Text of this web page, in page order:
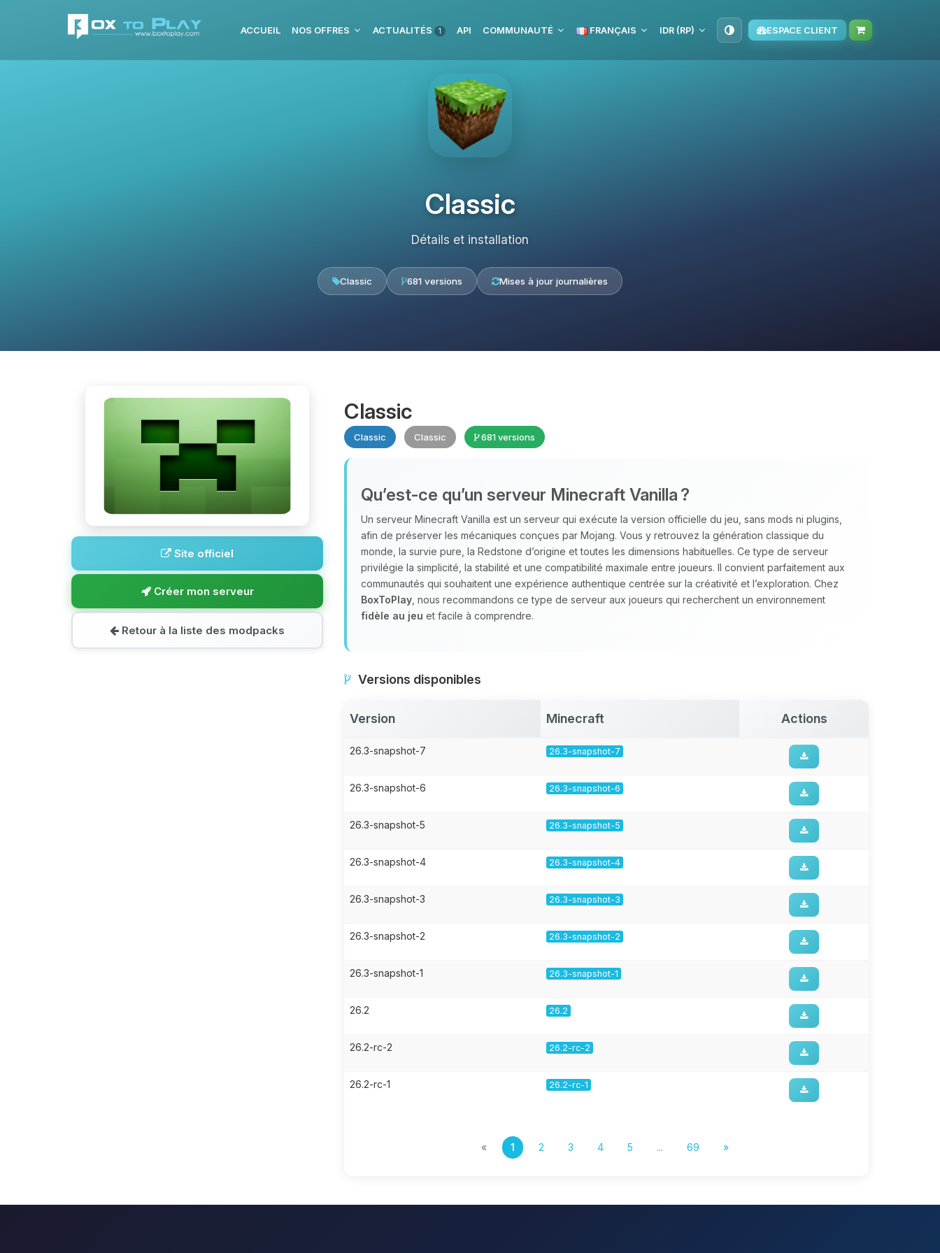
ACCUEIL NOS OFFRES ACTUALITÉS 1 API COMMUNAUTÉ FRANÇAIS IDR (RP) ESPACE CLIENT
Classic
Détails et installation
Classic 681 versions Mises à jour journalières
Site officiel
Créer mon serveur
Retour à la liste des modpacks
Classic
Classic Classic 681 versions
Qu’est‑ce qu’un serveur Minecraft Vanilla ?
Un serveur Minecraft Vanilla est un serveur qui exécute la version officielle du jeu, sans mods ni plugins,
afin de préserver les mécaniques conçues par Mojang. Vous y retrouvez la génération classique du
monde, la survie pure, la Redstone d’origine et toutes les dimensions habituelles. Ce type de serveur
privilégie la simplicité, la stabilité et une compatibilité maximale entre joueurs. Il convient parfaitement aux
communautés qui souhaitent une expérience authentique centrée sur la créativité et l’exploration. Chez
BoxToPlay , nous recommandons ce type de serveur aux joueurs qui recherchent un environnement
fidèle au jeu et facile à comprendre.
Versions disponibles
Version Minecraft Actions
26.3-snapshot-7 26.3-snapshot-7
26.3-snapshot-6 26.3-snapshot-6
26.3-snapshot-5 26.3-snapshot-5
26.3-snapshot-4 26.3-snapshot-4
26.3-snapshot-3 26.3-snapshot-3
26.3-snapshot-2 26.3-snapshot-2
26.3-snapshot-1 26.3-snapshot-1
26.2 26.2
26.2-rc-2 26.2-rc-2
26.2-rc-1 26.2-rc-1
« 1 2 3 4 5 ... 69 »